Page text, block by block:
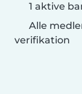
1 aktive
Alle
verifikation